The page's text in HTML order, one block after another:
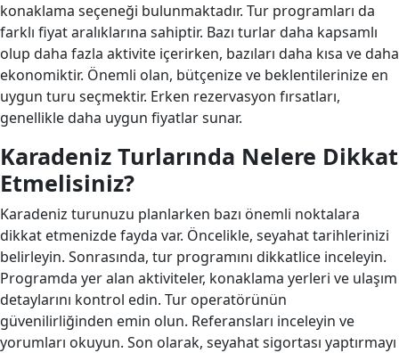
konaklama seçeneği bulunmaktadır. Tur programları da
farklı fiyat aralıklarına sahiptir. Bazı turlar daha kapsamlı
olup daha fazla aktivite içerirken, bazıları daha kısa ve daha
ekonomiktir. Önemli olan, bütçenize ve beklentilerinize en
uygun turu seçmektir. Erken rezervasyon fırsatları,
genellikle daha uygun fiyatlar sunar.
Karadeniz Turlarında Nelere Dikkat
Etmelisiniz?
Karadeniz turunuzu planlarken bazı önemli noktalara
dikkat etmenizde fayda var. Öncelikle, seyahat tarihlerinizi
belirleyin. Sonrasında, tur programını dikkatlice inceleyin.
Programda yer alan aktiviteler, konaklama yerleri ve ulaşım
detaylarını kontrol edin. Tur operatörünün
güvenilirliğinden emin olun. Referansları inceleyin ve
yorumları okuyun. Son olarak, seyahat sigortası yaptırmayı